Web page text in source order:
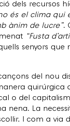
dels recursos
és el clima qui
ànim de lucre”.
“Fusta
senyors que
del nou
quirúrgica
o del
nena. La
I com a via